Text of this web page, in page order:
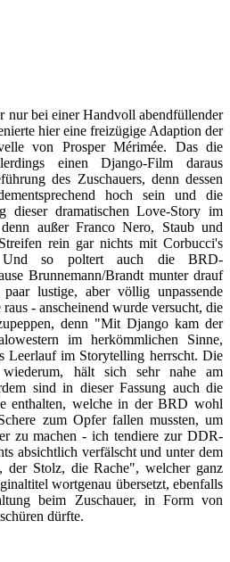
nur bei einer Handvoll abendfüllender
hier eine freizügige Adaption der
von Prosper Mérimée. Das die
einen Django-Film daraus
des Zuschauers, denn dessen
hoch sein und die
dieser dramatischen Love-Story im
außer Franco Nero, Staub und
rein gar nichts mit Corbucci's
Und so poltert auch die BRD-
Brunnemann/Brandt munter drauf
lustige, aber völlig unpassende
- anscheinend wurde versucht, die
denn "Mit Django kam der
im herkömmlichen Sinne,
Leerlauf im Storytelling herrscht. Die
hält sich sehr nahe am
sind in dieser Fassung auch die
enthalten, welche in der BRD wohl
zum Opfer fallen mussten, um
zu machen - ich tendiere zur DDR-
absichtlich verfälscht und unter dem
der Stolz, die Rache", welcher ganz
wortgenau übersetzt, ebenfalls
beim Zuschauer, in Form von
dürfte.